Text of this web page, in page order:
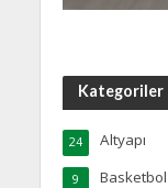
Kategoriler
Altyapı
24
Basketbol
9